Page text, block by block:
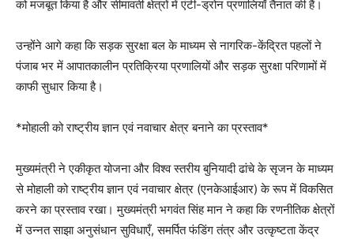
को मजबूत किया है और सीमावर्ती क्षेत्रों में एंटी-ड्रोन प्रणालियाँ तैनात की हैं।
उन्होंने आगे कहा कि सड़क सुरक्षा बल के माध्यम से नागरिक-केंद्रित पहलों ने
पंजाब भर में आपातकालीन प्रतिक्रिया प्रणालियों और सड़क सुरक्षा परिणामों में
काफी सुधार किया है।
*मोहाली को राष्ट्रीय ज्ञान एवं नवाचार क्षेत्र बनाने का प्रस्ताव*
मुख्यमंत्री ने एकीकृत योजना और विश्व स्तरीय बुनियादी ढांचे के सृजन के माध्यम
से मोहाली को राष्ट्रीय ज्ञान एवं नवाचार क्षेत्र (एनकेआईआर) के रूप में विकसित
करने का प्रस्ताव रखा। मुख्यमंत्री भगवंत सिंह मान ने कहा कि रणनीतिक क्षेत्रों
में उन्नत साझा अनुसंधान सुविधाएँ, समर्पित फंडिंग तंत्र और उत्कृष्टता केंद्र